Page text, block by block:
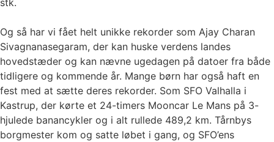
Og så har vi fået helt unikke rekorder som Ajay Charan
Sivagnanasegaram, der kan huske verdens landes
hovedstæder og kan nævne ugedagen på datoer fra både
tidligere og kommende år. Mange børn har også haft en
fest med at sætte deres rekorder. Som SFO Valhalla i
Kastrup, der kørte et 24-timers Mooncar Le Mans på 3-
hjulede banancykler og i alt rullede 489,2 km. Tårnbys
borgmester kom og satte løbet i gang, og SFO’ens